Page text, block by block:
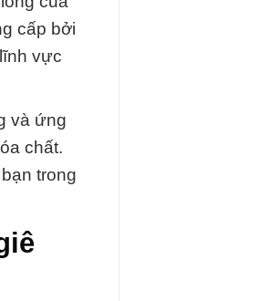
cấp bởi
vực
và ứng
chất.
trong